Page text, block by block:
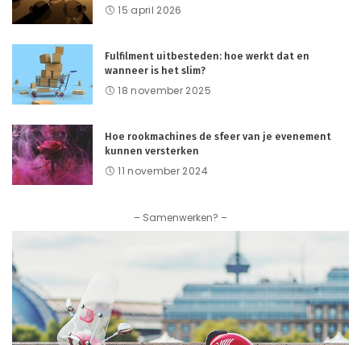
15 april 2026
Fulfilment uitbesteden: hoe werkt dat en
wanneer is het slim?
18 november 2025
Hoe rookmachines de sfeer van je evenement
kunnen versterken
11 november 2024
– Samenwerken? –